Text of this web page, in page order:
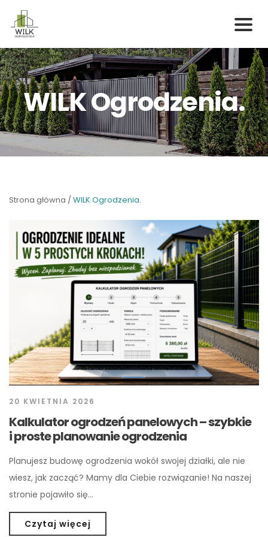
content
WILK Ogrodzenia.
Strona główna /WILK Ogrodzenia.
20 KWIETNIA 2026
Kalkulator ogrodzeń panelowych – szybkie
i proste planowanie ogrodzenia
Planujesz budowę ogrodzenia wokół swojej działki, ale nie
wiesz, jak zacząć? Mamy dla Ciebie rozwiązanie! Na naszej
stronie pojawiło się…
Czytaj więcej